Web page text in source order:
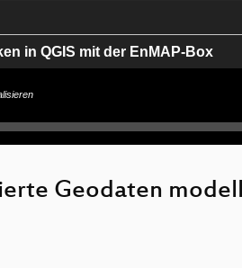
in QGIS mit der EnMAP-Box
kommt noch?Geodaten